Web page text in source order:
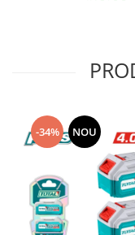
Unelte pentru grădină
Motoforeze și Burghie
Ventilatoare
-34% NOU